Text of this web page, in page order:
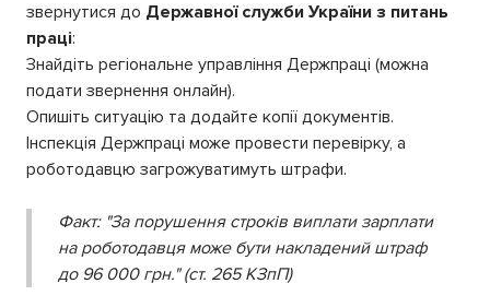
звернутися до Державної служби України з питань
праці:
Знайдіть регіональне управління Держпраці (можна
подати звернення онлайн).
Опишіть ситуацію та додайте копії документів.
Інспекція Держпраці може провести перевірку, а
роботодавцю загрожуватимуть штрафи.
Факт:"За порушення строків виплати зарплати
на роботодавця може бути накладений штраф
до 96 000 грн." (ст. 265 КЗпП)